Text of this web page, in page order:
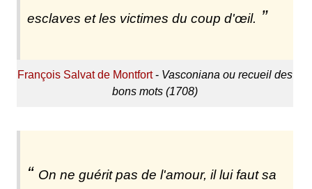
esclaves et les victimes du coup d'œil.
François Salvat de Montfort- Vasconiana ou recueil des
bons mots (1708)
On ne guérit pas de l'amour, il lui faut sa